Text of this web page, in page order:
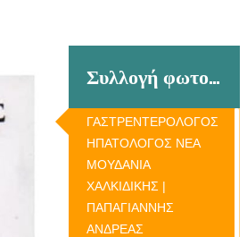
Συλλογή φωτογραφιών
ΓΑΣΤΡΕΝΤΕΡΟΛΟΓΟΣ
ΗΠΑΤΟΛΟΓΟΣ ΝΕΑ
ΜΟΥΔΑΝΙΑ
ΧΑΛΚΙΔΙΚΗΣ |
ΠΑΠΑΓΙΑΝΝΗΣ
ΑΝΔΡΕΑΣ